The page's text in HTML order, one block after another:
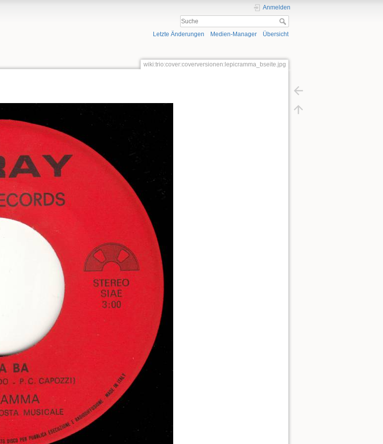
Anmelden
Letzte Änderungen Medien-Manager Übersicht
wiki:trio:cover:coverversionen:lepicramma_bseite.jpg